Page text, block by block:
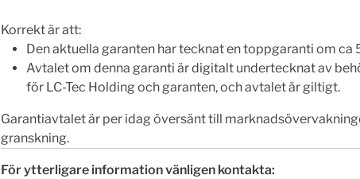
Korrekt är att:
Den aktuella garanten har tecknat en toppgaranti om ca
Avtalet om denna garanti är digitalt undertecknat av
för LC-Tec Holding och garanten, och avtalet är giltigt.
Garantiavtalet är per idag översänt till
granskning.
För ytterligare information vänligen kontakta: